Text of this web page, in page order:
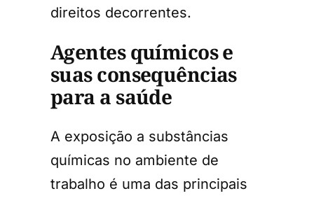
direitos decorrentes.
Agentes químicos e
suas consequências
para a saúde
A exposição a substâncias
químicas no ambiente de
trabalho é uma das principais